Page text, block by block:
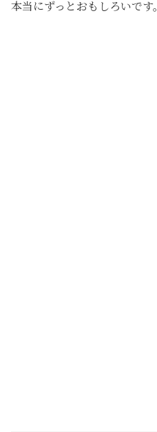
本当にずっとおもしろいです。